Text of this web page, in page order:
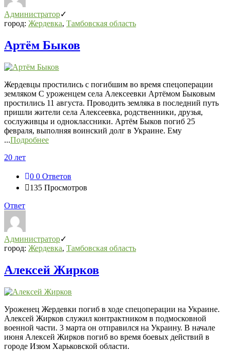
Администратор
город: Жердевка, Тамбовская область
Артём Быков
Жердевцы простились с погибшим во время спецоперации
земляком С уроженцем села Алексеевки Артёмом Быковым
простились 11 августа. Проводить земляка в последний путь
пришли жители села Алексеевка, родственники, друзья,
сослуживцы и одноклассники. Артём Быков погиб 25
февраля, выполняя воинский долг в Украине. Ему
...Подробнее
20 лет
0 0 Ответов
135 Просмотров
Ответ
Администратор
город: Жердевка, Тамбовская область
Алексей Жирков
Уроженец Жердевки погиб в ходе спецоперации на Украине.
Алексей Жирков служил контрактником в подмосковной
военной части. 3 марта он отправился на Украину. В начале
июня Алексей Жирков погиб во время боевых действий в
городе Изюм Харьковской области.